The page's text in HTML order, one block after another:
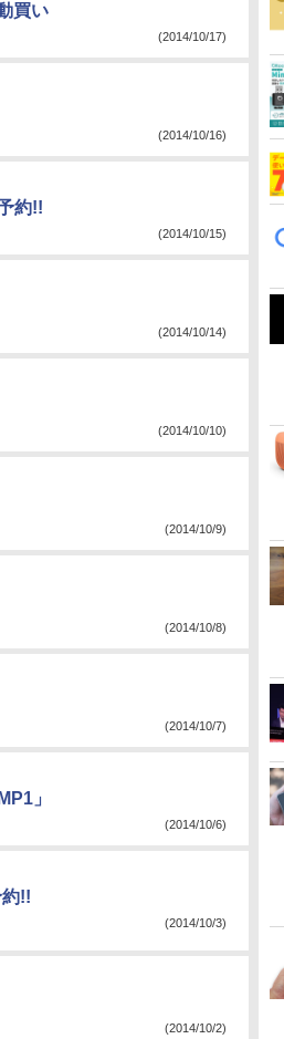
買い
(2014/10/17)
(2014/10/16)
約!!
(2014/10/15)
(2014/10/14)
(2014/10/10)
(2014/10/9)
(2014/10/8)
(2014/10/7)
」
(2014/10/6)
!!
(2014/10/3)
(2014/10/2)